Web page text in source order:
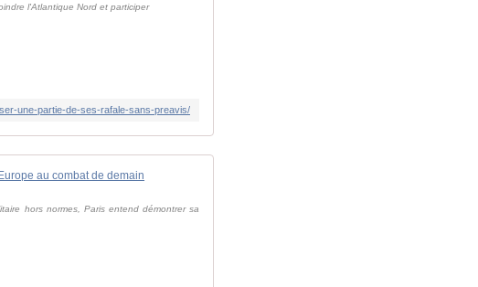
l'Atlantique Nord et participer
une-partie-de-ses-rafale-sans-preavis/
au combat de demain
hors normes, Paris entend démontrer sa